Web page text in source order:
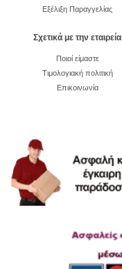
Εξέλιξη Παραγγελίας
Σχετικά με την εταιρεία
Ποιοί είμαστε
Τιμολογιακή πολιτική
Επικοινωνία